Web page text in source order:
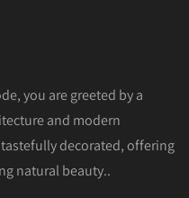
you are greeted by a
and modern
decorated, offering
natural beauty..